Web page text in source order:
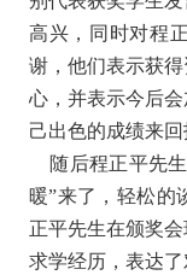
高兴，同时对程
谢，他们表示获
心，并表示今后
己出色的成绩来回
随后程正平先生
暖”来了，轻松的
正平先生在颁奖
求学经历，表达